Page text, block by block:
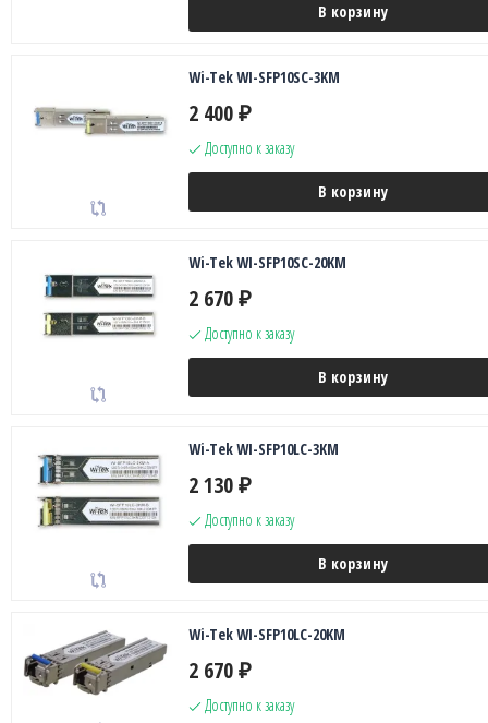
В корзину
Wi-Tek WI-SFP10SC-3KM
2 400 ₽
Доступно к заказу
В корзину
Wi-Tek WI-SFP10SC-20KM
2 670 ₽
Доступно к заказу
В корзину
Wi-Tek WI-SFP10LC-3KM
2 130 ₽
Доступно к заказу
В корзину
Wi-Tek WI-SFP10LC-20KM
2 670 ₽
Доступно к заказу